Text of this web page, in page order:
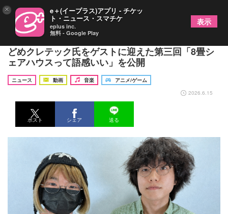
TeleのPodcastプログラム『佪話録』 漫画家・ま
どめクレテック氏をゲストに迎えた第三回「8畳シ
ェアハウスって語感いい」を公開
ニュース 動画 音楽
アニメ/ゲーム
2026.6.15
ポスト シェア 送る
× e＋(イープラス)アプリ - チケッ
ト・ニュース・スマチケ
eplus inc.
無料 - Google Play
表示